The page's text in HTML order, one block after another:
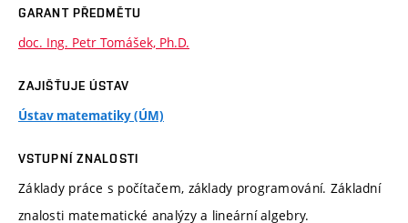
GARANT PŘEDMĚTU
doc. Ing. Petr Tomášek, Ph.D.
ZAJIŠŤUJE ÚSTAV
Ústav matematiky (ÚM)
VSTUPNÍ ZNALOSTI
Základy práce s počítačem, základy programování. Základní
znalosti matematické analýzy a lineární algebry.